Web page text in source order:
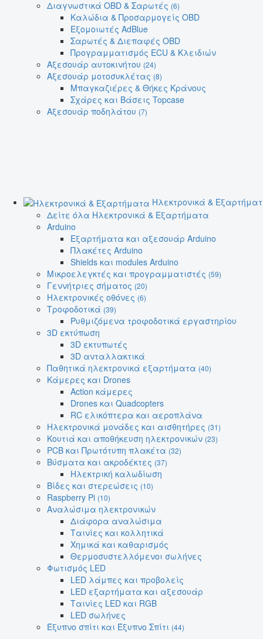
Διαγνωστικά OBD & Σαρωτές (6)
Καλώδια & Προσαρμογείς OBD
Εξομοιωτές AdBlue
Σαρωτές & Διεπαφές OBD
Προγραμματισμός ECU & Κλειδιών
Αξεσουάρ αυτοκινήτου (24)
Αξεσουάρ μοτοσυκλέτας (8)
Μπαγκαζιέρες & Θήκες Κράνους
Σχάρες και Βάσεις Topcase
Αξεσουάρ ποδηλάτου (7)
Ηλεκτρονικά &
Δείτε όλα Ηλεκτρονικά & Εξαρτήματα
Arduino
Εξαρτήματα και αξεσουάρ Arduino
Πλακέτες Arduino
Shields και modules Arduino
Μικροελεγκτές και προγραμματιστές (59)
Γεννήτριες σήματος (20)
Ηλεκτρονικές οθόνες (6)
Τροφοδοτικά (39)
Ρυθμιζόμενα τροφοδοτικά εργαστηρίου
3D εκτύπωση
3D εκτυπωτές
3D ανταλλακτικά
Παθητικά ηλεκτρονικά εξαρτήματα (40)
Κάμερες και Drones
Action κάμερες
Drones και Quadcopters
RC ελικόπτερα και αεροπλάνα
Ηλεκτρονικά μονάδες και αισθητήρες (31)
Κουτιά και αποθήκευση ηλεκτρονικών (23)
PCB και Πρωτότυπη πλακέτα (32)
Βύσματα και ακροδέκτες (37)
Ηλεκτρική καλωδίωση
Βίδες και στερεώσεις (10)
Raspberry Pi (10)
Αναλώσιμα ηλεκτρονικών
Διάφορα αναλώσιμα
Ταινίες και κολλητικά
Χημικά και καθαρισμός
Θερμοσυστελλόμενοι σωλήνες
Φωτισμός LED
LED λάμπες και προβολείς
LED εξαρτήματα και αξεσουάρ
Ταινίες LED και RGB
LED σωλήνες
Έξυπνο σπίτι και Έξυπνο Σπίτι (44)